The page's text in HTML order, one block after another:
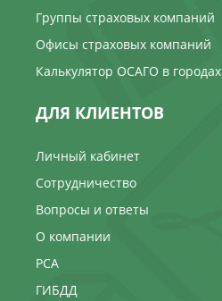
Группы страховых компаний
Офисы страховых компаний
Калькулятор ОСАГО в городах
ДЛЯ КЛИЕНТОВ
Личный кабинет
Сотрудничество
Вопросы и ответы
О компании
РСА
ГИБДД